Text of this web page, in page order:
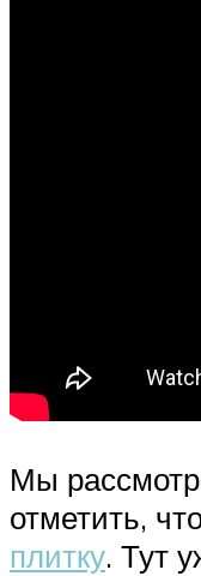
Мы
отметить,
плитку. Тут